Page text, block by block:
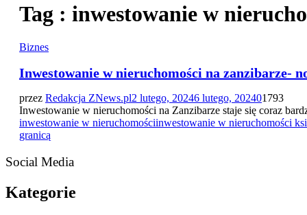
Tag : inwestowanie w
Biznes
Inwestowanie w nieruchomości na zanzibarze-
przez Redakcja ZNews.pl2 lutego, 20246 lutego, 202401793
Inwestowanie w nieruchomości na Zanzibarze staje się coraz
inwestowanie w nieruchomościinwestowanie w nieruchomości
granicą
Social Media
Kategorie